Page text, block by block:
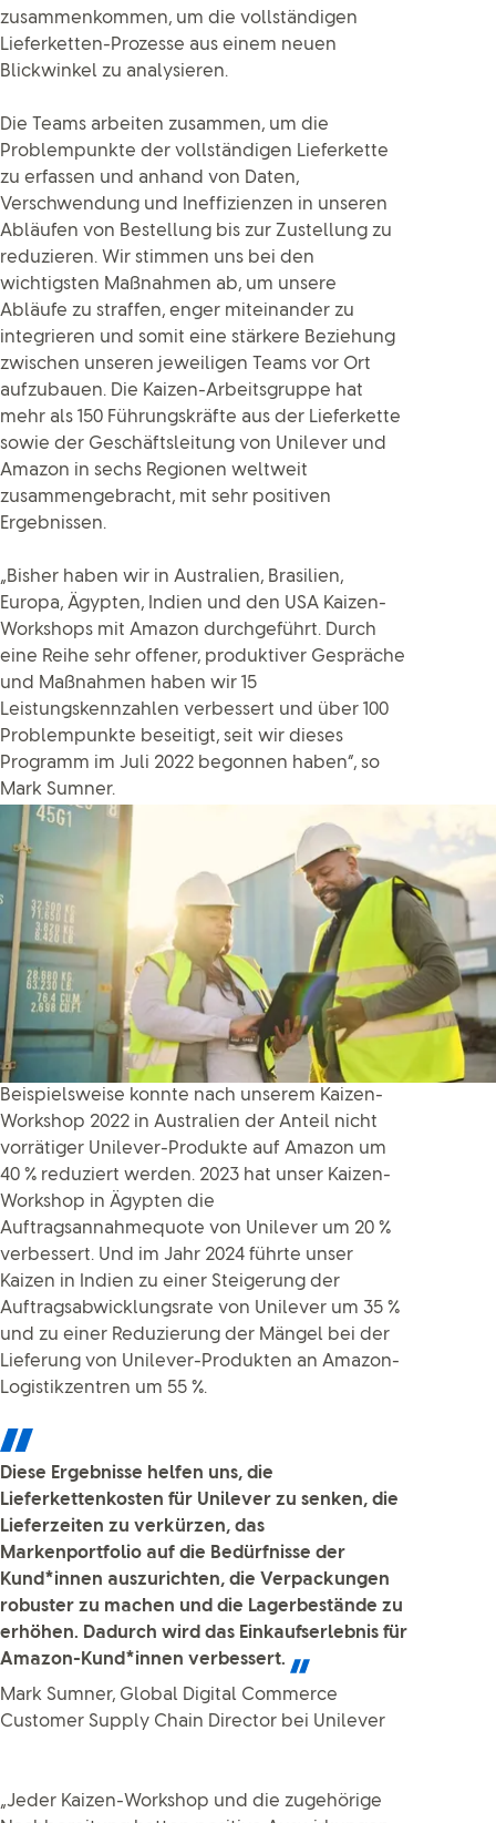
zusammenkommen, um die vollständigen
Lieferketten-Prozesse aus einem neuen
Blickwinkel zu analysieren.
Die Teams arbeiten zusammen, um die
Problempunkte der vollständigen Lieferkette
zu erfassen und anhand von Daten,
Verschwendung und Ineffizienzen in unseren
Abläufen von Bestellung bis zur Zustellung zu
reduzieren. Wir stimmen uns bei den
wichtigsten Maßnahmen ab, um unsere
Abläufe zu straffen, enger miteinander zu
integrieren und somit eine stärkere Beziehung
zwischen unseren jeweiligen Teams vor Ort
aufzubauen. Die Kaizen-Arbeitsgruppe hat
mehr als 150 Führungskräfte aus der Lieferkette
sowie der Geschäftsleitung von Unilever und
Amazon in sechs Regionen weltweit
zusammengebracht, mit sehr positiven
Ergebnissen.
„Bisher haben wir in Australien, Brasilien,
Europa, Ägypten, Indien und den USA Kaizen-
Workshops mit Amazon durchgeführt. Durch
eine Reihe sehr offener, produktiver Gespräche
und Maßnahmen haben wir 15
Leistungskennzahlen verbessert und über 100
Problempunkte beseitigt, seit wir dieses
Programm im Juli 2022 begonnen haben“, so
Mark Sumner.
Beispielsweise konnte nach unserem Kaizen-
Workshop 2022 in Australien der Anteil nicht
vorrätiger Unilever-Produkte auf Amazon um
40 % reduziert werden. 2023 hat unser Kaizen-
Workshop in Ägypten die
Auftragsannahmequote von Unilever um 20 %
verbessert. Und im Jahr 2024 führte unser
Kaizen in Indien zu einer Steigerung der
Auftragsabwicklungsrate von Unilever um 35 %
und zu einer Reduzierung der Mängel bei der
Lieferung von Unilever-Produkten an Amazon-
Logistikzentren um 55 %.
Diese Ergebnisse helfen uns, die
Lieferkettenkosten für Unilever zu senken, die
Lieferzeiten zu verkürzen, das
Markenportfolio auf die Bedürfnisse der
Kund*innen auszurichten, die Verpackungen
robuster zu machen und die Lagerbestände zu
erhöhen. Dadurch wird das Einkaufserlebnis für
Amazon-Kund*innen verbessert.
Mark Sumner, Global Digital Commerce
Customer Supply Chain Director bei Unilever
„Jeder Kaizen-Workshop und die zugehörige